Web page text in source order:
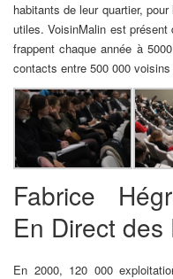
habitants de leur quartier,
utiles. VoisinMalin est
frappent chaque année à
contacts entre 500 000 voisins
Fabrice
En Direct des
En 2000, 120 000